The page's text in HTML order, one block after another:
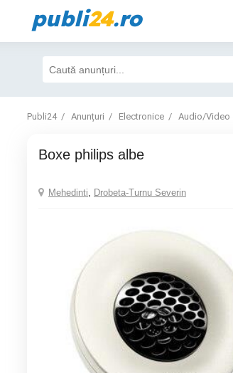
publi24.ro
Publi24 Anunțuri Electronice Audio/Video
boxe philips albe
Mehedinti, Drobeta-Turnu Severin